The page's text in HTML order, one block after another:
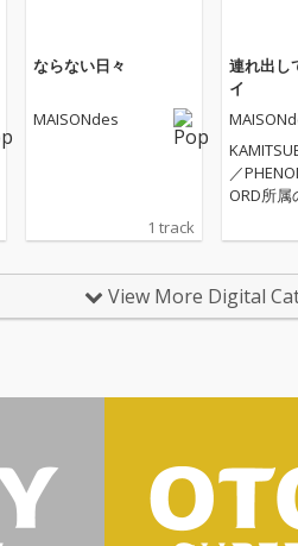
ならない日々
MAISONdes
1 track
連れ出し
イ
／
ORD所属
が、音楽
クメイカ
るコラボ
View More Digital